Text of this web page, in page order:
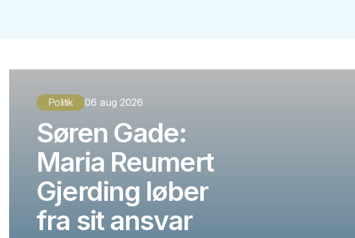
Politik 06 aug 2026
Søren Gade:
Maria Reumert
Gjerding løber
fra sit ansvar